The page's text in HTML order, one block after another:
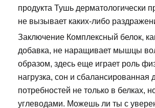
продукта Тушь дерматологически
не вызывает каких-либо
Заключение Комплексный белок,
добавка, не наращивает мышцы
образом, здесь еще играет роль
нагрузка, сон и сбалансированная
потребностей не только в белках,
углеводами. Можешь ли ты с